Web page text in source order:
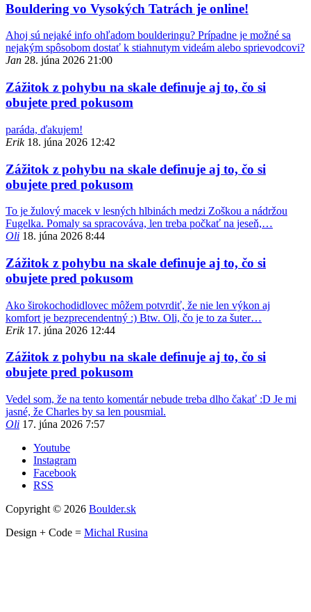
Bouldering vo Vysokých Tatrách je online!
Ahoj sú nejaké info ohľadom boulderingu? Prípadne je možné sa
nejakým spôsobom dostať k stiahnutym videám alebo sprievodcovi?
Jan 28. júna 2026 21:00
Zážitok z pohybu na skale definuje aj to, čo si
obujete pred pokusom
paráda, ďakujem!
Erik 18. júna 2026 12:42
Zážitok z pohybu na skale definuje aj to, čo si
obujete pred pokusom
To je žulový macek v lesných hlbinách medzi Zoškou a nádržou
Fugelka. Pomaly sa spracováva, len treba počkať na jeseň,…
Oli 18. júna 2026 8:44
Zážitok z pohybu na skale definuje aj to, čo si
obujete pred pokusom
Ako širokochodidlovec môžem potvrdiť, že nie len výkon aj
komfort je bezprecendentný :) Btw. Oli, čo je to za šuter…
Erik 17. júna 2026 12:44
Zážitok z pohybu na skale definuje aj to, čo si
obujete pred pokusom
Vedel som, že na tento komentár nebude treba dlho čakať :D Je mi
jasné, že Charles by sa len pousmial.
Oli 17. júna 2026 7:57
Youtube
Instagram
Facebook
RSS
Copyright © 2026 Boulder.sk
Design + Code = Michal Rusina